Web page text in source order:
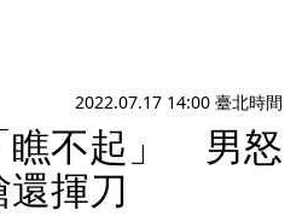
2022.07.17 14:00 臺北時間
瞧不起」 男怒
揮刀